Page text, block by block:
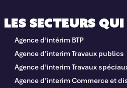
Les secteurs
Agence d’intérim BTP
Agence d’interim Travaux publics
Agence d’interim Travaux
Agence d’interim Commerce et